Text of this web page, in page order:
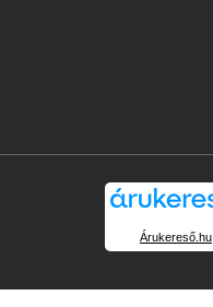
Árukereső.hu